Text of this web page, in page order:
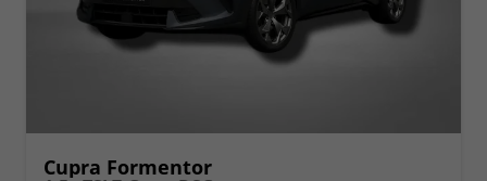
Cupra Formentor